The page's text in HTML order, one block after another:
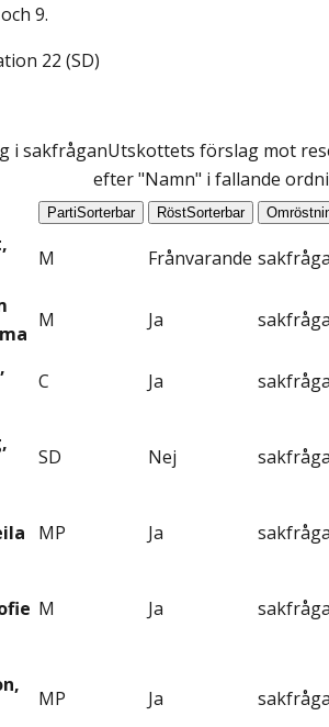
9.
22 (SD)
i sakfråganUtskottets förslag mot
efter "Namn" i fallande
PartiSorterbar RöstSorterbar
M Frånvarande
M Ja
C Ja
SD Nej
MP Ja
M Ja
MP Ja